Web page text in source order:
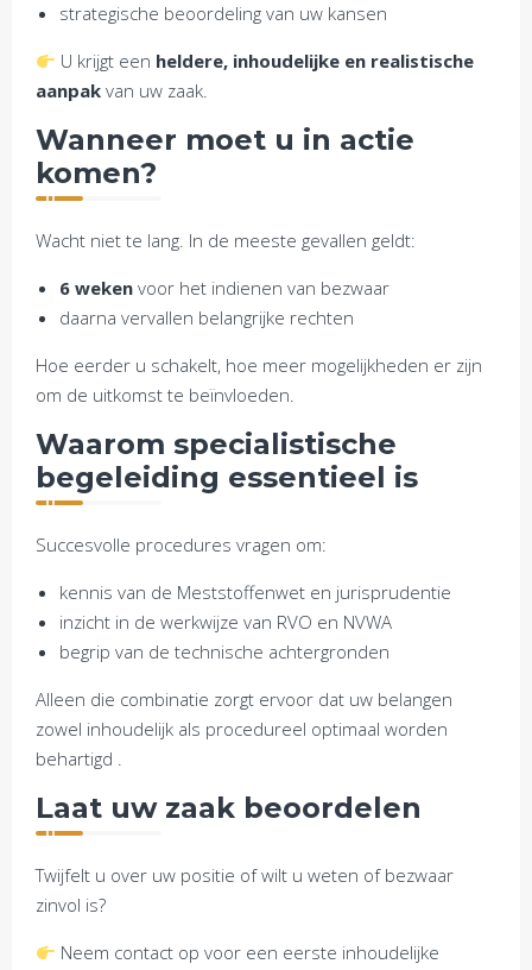
strategische beoordeling van uw kansen
U krijgt een heldere, inhoudelijke en realistische
aanpak van uw zaak.
Wanneer moet u in actie
komen?
Wacht niet te lang. In de meeste gevallen geldt:
6 weken voor het indienen van bezwaar
daarna vervallen belangrijke rechten
Hoe eerder u schakelt, hoe meer mogelijkheden er zijn
om de uitkomst te beïnvloeden.
Waarom specialistische
begeleiding essentieel is
Succesvolle procedures vragen om:
kennis van de Meststoffenwet en jurisprudentie
inzicht in de werkwijze van RVO en NVWA
begrip van de technische achtergronden
Alleen die combinatie zorgt ervoor dat uw belangen
zowel inhoudelijk als procedureel optimaal worden
behartigd .
Laat uw zaak beoordelen
Twijfelt u over uw positie of wilt u weten of bezwaar
zinvol is?
Neem contact op voor een eerste inhoudelijke